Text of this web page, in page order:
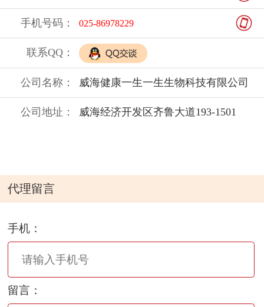
手机号码： 025-86978229
联系QQ：
公司名称： 威海健康一生一生生物科技有限公司
公司地址： 威海经济开发区齐鲁大道193-1501
代理留言
手机：
留言：